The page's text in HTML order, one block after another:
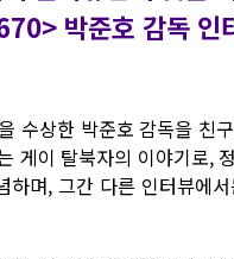
박준호 감독 인
수상한 박준호 감독을
게이 탈북자의 이야기로,
하며, 그간 다른 인터뷰에